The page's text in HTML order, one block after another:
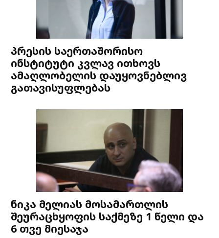
პრესის საერთაშორისო
ინსტიტუტი კვლავ ითხოვს
ამაღლობელის დაუყოვნებლივ
გათავისუფლებას
ნიკა მელიას მოსამართლის
შეურაცხყოფის საქმეზე 1 წელი და
6 თვე მიესაჯა